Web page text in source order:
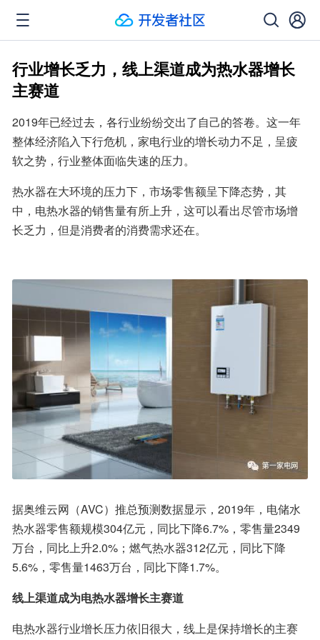
行业增长乏力，线上渠道成为热水器增长
主赛道
2019年已经过去，各行业纷纷交出了自己的答卷。这一年
整体经济陷入下行危机，家电行业的增长动力不足，呈疲
软之势，行业整体面临失速的压力。
热水器在大环境的压力下，市场零售额呈下降态势，其
中，电热水器的销售量有所上升，这可以看出尽管市场增
长乏力，但是消费者的消费需求还在。
据奥维云网（AVC）推总预测数据显示，2019年，电储水
热水器零售额规模304亿元，同比下降6.7%，零售量2349
万台，同比上升2.0%；燃气热水器312亿元，同比下降
5.6%，零售量1463万台，同比下降1.7%。
线上渠道成为电热水器增长主赛道
电热水器行业增长压力依旧很大，线上是保持增长的主赛